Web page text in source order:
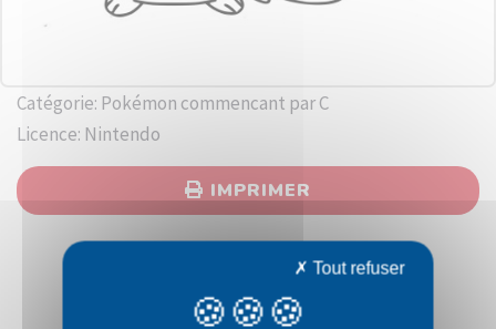
Catégorie: Pokémon commencant par C
Licence: Nintendo
IMPRIMER
Tout refuser